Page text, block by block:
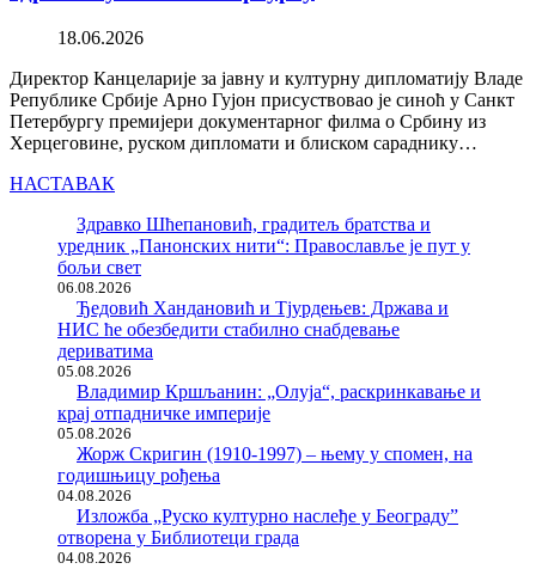
18.06.2026
Директор Канцеларије за јавну и културну дипломатију Владе
Републике Србије Арно Гујон присуствовао је синоћ у Санкт
Петербургу премијери документарног филма о Србину из
Херцеговине, руском дипломати и блиском сараднику…
НАСТАВАК
Здравко Шћепановић, градитељ братства и
уредник „Панонских нити“: Православље је пут у
бољи свет
06.08.2026
Ђедовић Хандановић и Тјурдењев: Држава и
НИС ће обезбедити стабилно снабдевање
дериватима
05.08.2026
Владимир Кршљанин: „Олуја“, раскринкавање и
крај отпадничке империје
05.08.2026
Жорж Скригин (1910-1997) – њему у спомен, на
годишњицу рођења
04.08.2026
Изложба „Руско културно наслеђе у Београду”
отворена у Библиотеци града
04.08.2026